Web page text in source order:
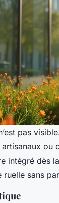
pas
ou
intégré dès
sans